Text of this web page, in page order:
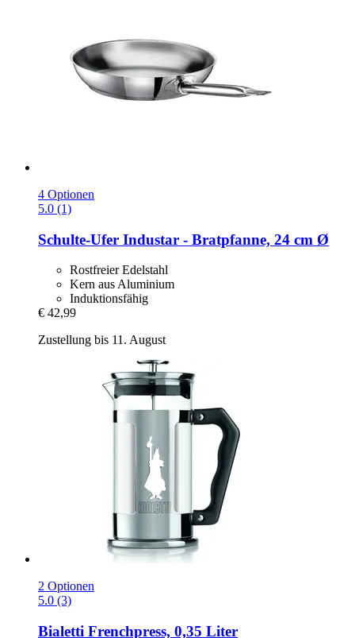
4 Optionen
5.0 (1)
Schulte-Ufer Industar -​ Bratpfanne, 24 cm Ø
Rostfreier Edelstahl
Kern aus Aluminium
Induktionsfähig
€ 42,99
Zustellung bis 11. August
2 Optionen
5.0 (3)
Bialetti Frenchpress, 0,35 Liter